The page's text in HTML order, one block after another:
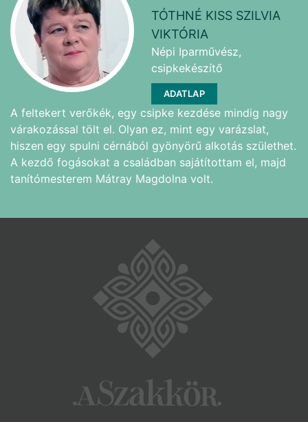
TÓTHNÉ KISS SZILVIA
VIKTÓRIA
Népi Iparművész,
csipkekészítő
ADATLAP
A feltekert verőkék, egy csipke kezdése mindig nagy
várakozással tölt el. Olyan ez, mint egy varázslat,
hiszen egy spulni cérnából gyönyörű alkotás születhet.
A kezdő fogásokat a családban sajátítottam el, majd
tanítómesterem Mátray Magdolna volt.